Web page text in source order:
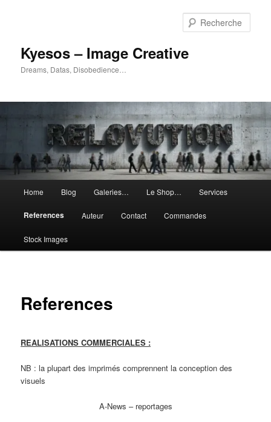
Kyesos – Image Creative
Dreams, Datas, Disobedience…
principal
Home Blog Galeries… Le Shop… Services
References Auteur Contact Commandes
Stock Images
References
REALISATIONS COMMERCIALES :
NB : la plupart des imprimés comprennent la conception des
visuels
A-News – reportages